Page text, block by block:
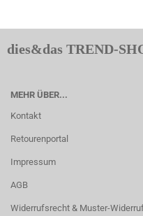
dies&das TREND-
MEHR ÜBER...
Kontakt
Retourenportal
Impressum
AGB
Widerrufsrecht & Muster-